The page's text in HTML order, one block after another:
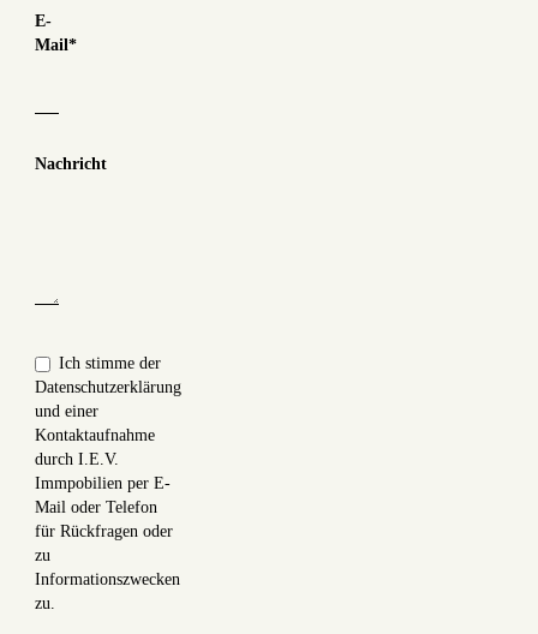
E-
Mail*
Nachricht
Ich stimme der
Datenschutzerklärung
und einer
Kontaktaufnahme
durch I.E.V.
Immpobilien per E-
Mail oder Telefon
für Rückfragen oder
zu
Informationszwecken
zu.